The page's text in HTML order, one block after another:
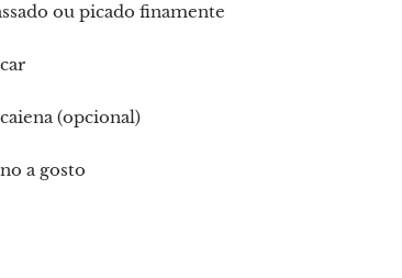
ou picado finamente
(opcional)
a gosto